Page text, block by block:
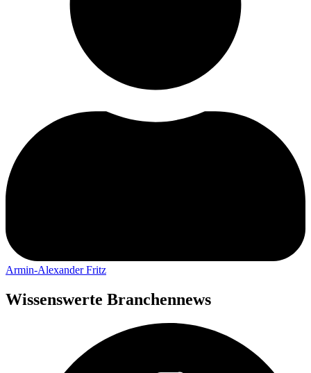
Armin-Alexander Fritz
Wissenswerte Branchennews